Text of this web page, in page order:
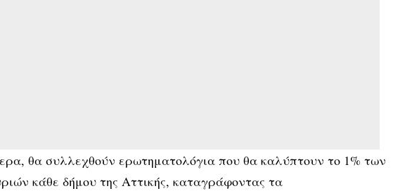
θα συλλεχθούν ερωτηματολόγια που θα καλύπτουν το 1% των
κάθε δήμου της Αττικής, καταγράφοντας τα